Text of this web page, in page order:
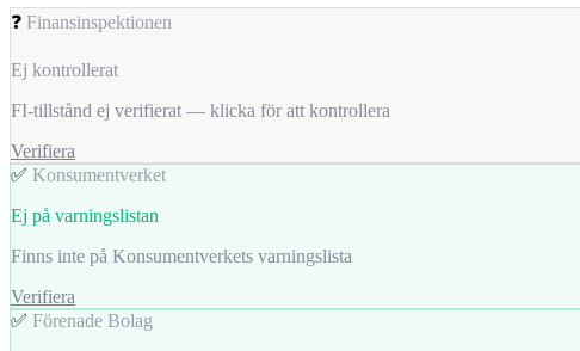
❓ Finansinspektionen
Ej kontrollerat
FI-tillstånd ej verifierat — klicka för att kontrollera
Verifiera
✅ Konsumentverket
Ej på varningslistan
Finns inte på Konsumentverkets varningslista
Verifiera
✅ Förenade Bolag